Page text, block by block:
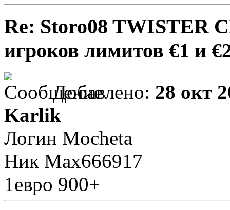
Re: Storo08 TWISTER
игроков лимитов €1 и
Добавлено: 28 окт
Karlik
Логин Mocheta
Ник Max666917
1евро 900+